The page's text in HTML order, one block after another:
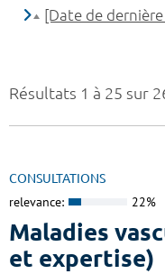
Résultats 1 à 25 sur
CONSULTATIONS
relevance: 22%
Maladies
et expertise)
[Date de